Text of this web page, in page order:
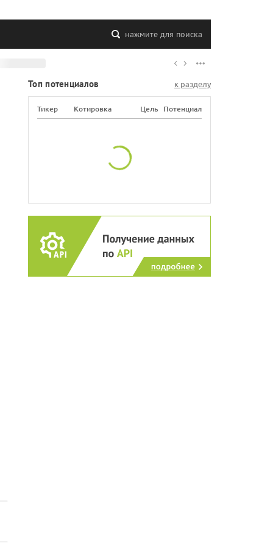
нажмите для поиска
Топ потенциалов к разделу
Тикер Котировка Цель Потенциал